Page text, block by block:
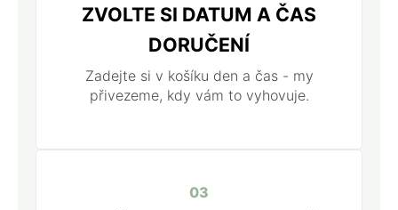
ZVOLTE SI DATUM A ČAS
DORUČENÍ
Zadejte si v košíku den a čas - my
přivezeme, kdy vám to vyhovuje.
03